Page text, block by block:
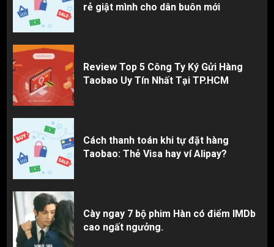
rẻ giật mình cho dân buôn mới
Review Top 5 Công Ty Ký Gửi Hàng
Taobao Uy Tín Nhất Tại TP.HCM
Cách thanh toán khi tự đặt hàng
Taobao: Thẻ Visa hay ví Alipay?
Cày ngay 7 bộ phim Hàn có điểm IMDb
cao ngất ngưởng.